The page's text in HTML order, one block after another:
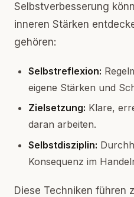
Selbstverbesserung
inneren Stärken
gehören:
Selbstreflexion:
eigene Stärken und
Zielsetzung: Klare,
daran arbeiten.
Selbstdisziplin:
Konsequenz im
Diese Techniken führen